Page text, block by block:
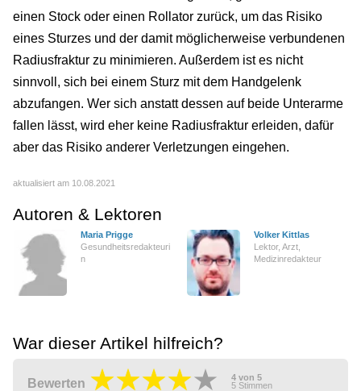
einen Stock oder einen Rollator zurück, um das Risiko
eines Sturzes und der damit möglicherweise verbundenen
Radiusfraktur zu minimieren. Außerdem ist es nicht
sinnvoll, sich bei einem Sturz mit dem Handgelenk
abzufangen. Wer sich anstatt dessen auf beide Unterarme
fallen lässt, wird eher keine Radiusfraktur erleiden, dafür
aber das Risiko anderer Verletzungen eingehen.
aktualisiert am 10.08.2021
Autoren & Lektoren
Maria Prigge
Gesundheitsredakteuri
n
Volker Kittlas
Lektor, Arzt,
Medizinredakteur
War dieser Artikel hilfreich?
Bewerten 4 von 5
5 Stimmen